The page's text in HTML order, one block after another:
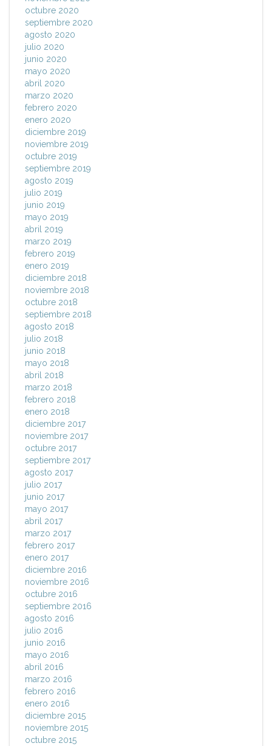
octubre 2020
septiembre 2020
agosto 2020
julio 2020
junio 2020
mayo 2020
abril 2020
marzo 2020
febrero 2020
enero 2020
diciembre 2019
noviembre 2019
octubre 2019
septiembre 2019
agosto 2019
julio 2019
junio 2019
mayo 2019
abril 2019
marzo 2019
febrero 2019
enero 2019
diciembre 2018
noviembre 2018
octubre 2018
septiembre 2018
agosto 2018
julio 2018
junio 2018
mayo 2018
abril 2018
marzo 2018
febrero 2018
enero 2018
diciembre 2017
noviembre 2017
octubre 2017
septiembre 2017
agosto 2017
julio 2017
junio 2017
mayo 2017
abril 2017
marzo 2017
febrero 2017
enero 2017
diciembre 2016
noviembre 2016
octubre 2016
septiembre 2016
agosto 2016
julio 2016
junio 2016
mayo 2016
abril 2016
marzo 2016
febrero 2016
enero 2016
diciembre 2015
noviembre 2015
octubre 2015